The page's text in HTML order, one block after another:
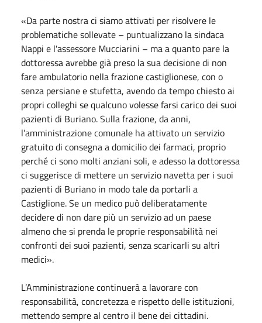
«Da parte nostra ci siamo attivati per risolvere le
problematiche sollevate – puntualizzano la sindaca
Nappi e l'assessore Mucciarini – ma a quanto pare la
dottoressa avrebbe già preso la sua decisione di non
fare ambulatorio nella frazione castiglionese, con o
senza persiane e stufetta, avendo da tempo chiesto ai
propri colleghi se qualcuno volesse farsi carico dei suoi
pazienti di Buriano. Sulla frazione, da anni,
l’amministrazione comunale ha attivato un servizio
gratuito di consegna a domicilio dei farmaci, proprio
perché ci sono molti anziani soli, e adesso la dottoressa
ci suggerisce di mettere un servizio navetta per i suoi
pazienti di Buriano in modo tale da portarli a
Castiglione. Se un medico può deliberatamente
decidere di non dare più un servizio ad un paese
almeno che si prenda le proprie responsabilità nei
confronti dei suoi pazienti, senza scaricarli su altri
medici».
L’Amministrazione continuerà a lavorare con
responsabilità, concretezza e rispetto delle istituzioni,
mettendo sempre al centro il bene dei cittadini.